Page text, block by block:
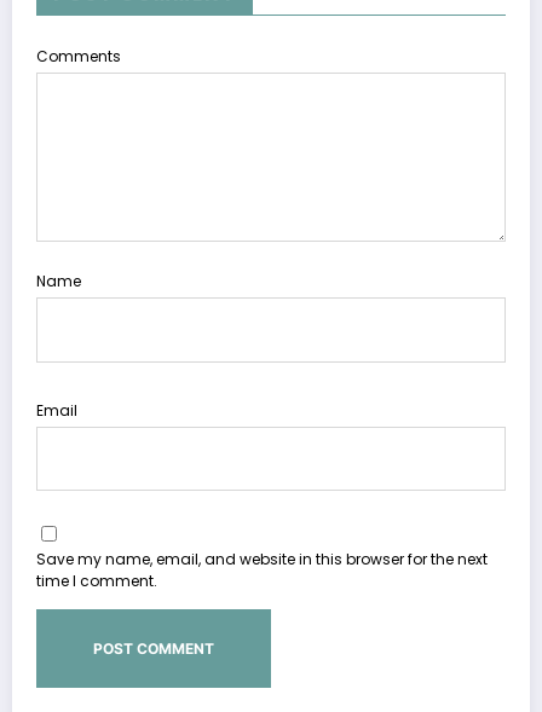
Comments
Name
Email
Save my name, email, and website in this browser for the next
time I comment.